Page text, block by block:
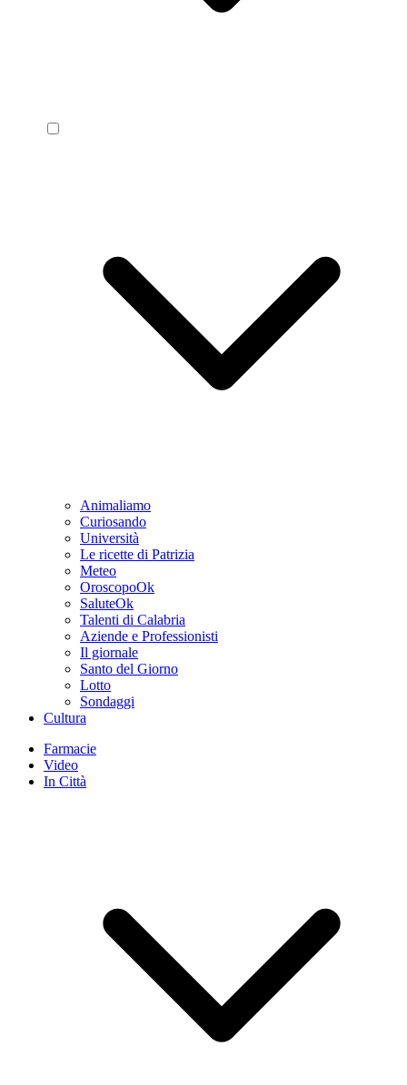
Animaliamo
Curiosando
Università
Le ricette di Patrizia
Meteo
OroscopoOk
SaluteOk
Talenti di Calabria
Aziende e Professionisti
Il giornale
Santo del Giorno
Lotto
Sondaggi
Cultura
Farmacie
Video
In Città